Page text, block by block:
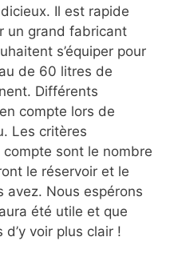
Il est rapide
un grand fabricant
s’équiper pour
de 60 litres de
Différents
compte lors de
Les critères
sont le nombre
le réservoir et le
avez. Nous espérons
été utile et que
d’y voir plus clair !